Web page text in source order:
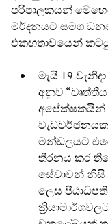
පරිපාලකයන්
මර්දනයට සමග
එකඟතාවයෙන්
මැයි 19 වැනිදා
අනුව “වෘත්තීය
අපේක්ෂකයින්
මන්ඩලයට
තීරනය කර
සේවාවන් නිසි
ලෙස